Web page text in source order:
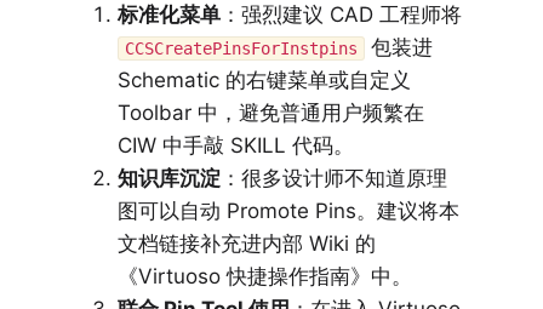
标准化菜单：强烈建议 CAD 工程师将
CCSCreatePinsForInstpins
包装进
Schematic 的右键菜单或自定义
Toolbar 中，避免普通用户频繁在
CIW 中手敲 SKILL 代码。
知识库沉淀：很多设计师不知道原理
图可以自动 Promote Pins。建议将本
文档链接补充进内部 Wiki 的
《Virtuoso 快捷操作指南》中。